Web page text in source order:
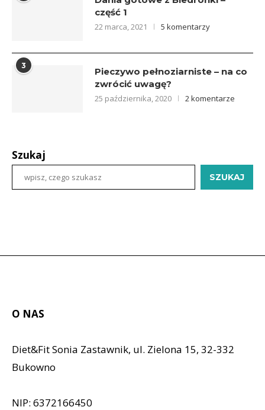
część 1
22 marca, 2021 5 komentarzy
3
Pieczywo pełnoziarniste – na co
zwrócić uwagę?
25 października, 2020 2 komentarze
Szukaj
SZUKAJ
O NAS
Diet&Fit Sonia Zastawnik, ul. Zielona 15, 32-332
Bukowno
NIP: 6372166450